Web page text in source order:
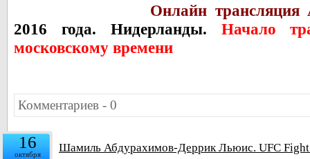
Онлайн
2016 года. Нидерланды. Начало
московскому времени
Комментариев - 0
16
октября Шамиль Абдурахимов-Деррик Льюис. UFC